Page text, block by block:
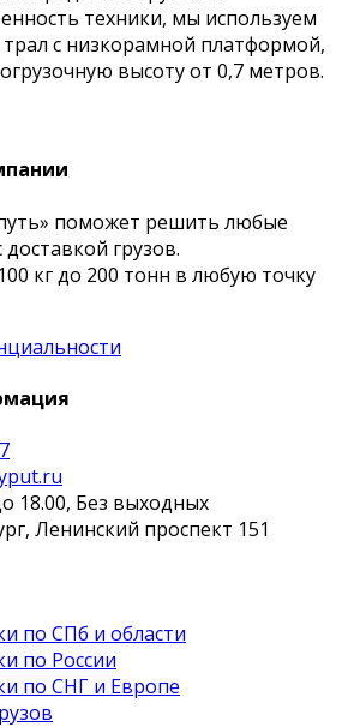
техники, мы используем
с низкорамной платформой,
высоту от 0,7 метров.
поможет решить любые
грузов.
кг до 200 тонн в любую точку
18.00, Без выходных
Ленинский проспект 151
по СПб и области
по России
по СНГ и Европе